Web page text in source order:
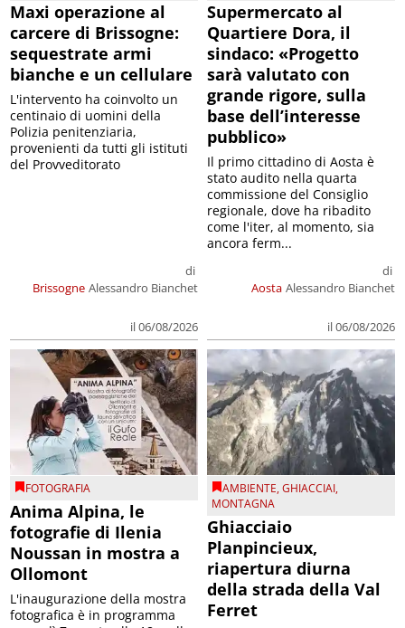
Maxi operazione al
carcere di Brissogne:
sequestrate armi
bianche e un cellulare
Brissogne
di
Alessandro Bianchet
il 06/08/2026
L'intervento ha coinvolto un
centinaio di uomini della
Polizia penitenziaria,
provenienti da tutti gli istituti
del Provveditorato
Supermercato al
Quartiere Dora, il
sindaco: «Progetto
sarà valutato con
grande rigore, sulla
base dell’interesse
pubblico»
Aosta
di
Alessandro Bianchet
il 06/08/2026
Il primo cittadino di Aosta è
stato audito nella quarta
commissione del Consiglio
regionale, dove ha ribadito
come l'iter, al momento, sia
ancora ferm...
FOTOGRAFIA
Anima Alpina, le
fotografie di Ilenia
Noussan in mostra a
Ollomont
L'inaugurazione della mostra
fotografica è in programma
AMBIENTE,GHIACCIAI,
MONTAGNA
Ghiacciaio
Planpincieux,
riapertura diurna
della strada della Val
Ferret